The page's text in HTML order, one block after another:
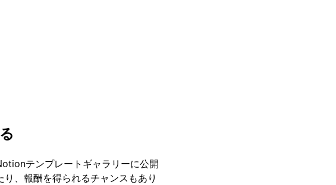
テンプレートギャラリーに公開
、報酬を得られるチャンスもあり